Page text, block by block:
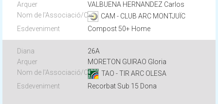
VALBUENA HERNANDEZ Carlos
CAM - CLUB ARC MONTJUÏC
Compost 50+ Home
26A
MORETON GUIRAO Gloria
TAO - TIR ARC OLESA
Recorbat Sub 15 Dona